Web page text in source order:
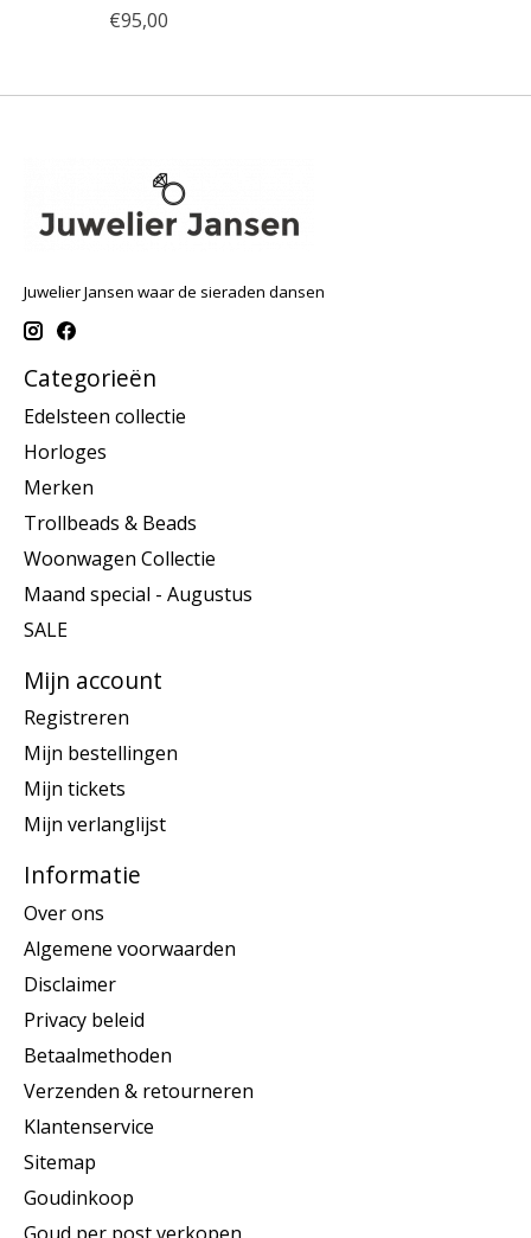
€95,00
Juwelier Jansen waar de sieraden dansen
Categorieën
Edelsteen collectie
Horloges
Merken
Trollbeads & Beads
Woonwagen Collectie
Maand special - Augustus
SALE
Mijn account
Registreren
Mijn bestellingen
Mijn tickets
Mijn verlanglijst
Informatie
Over ons
Algemene voorwaarden
Disclaimer
Privacy beleid
Betaalmethoden
Verzenden & retourneren
Klantenservice
Sitemap
Goudinkoop